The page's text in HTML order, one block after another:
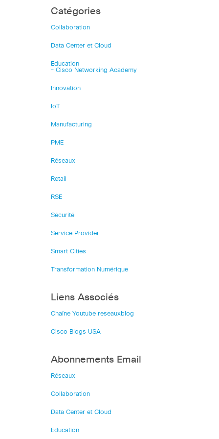
Catégories
Collaboration
Data Center et Cloud
Education
– Cisco Networking Academy
Innovation
IoT
Manufacturing
PME
Réseaux
Retail
RSE
Sécurité
Service Provider
Smart Cities
Transformation Numérique
Liens Associés
Chaîne Youtube reseauxblog
Cisco Blogs USA
Abonnements Email
Réseaux
Collaboration
Data Center et Cloud
Education